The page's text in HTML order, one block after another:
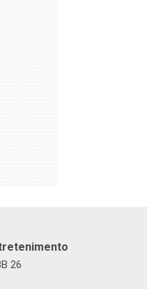
26